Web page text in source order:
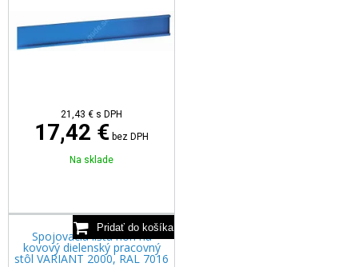
21,43 € s DPH
17,42 € bez DPH
Na sklade
Spojovacia lišta nôh na
kovový dielenský pracovný
stôl VARIANT 2000, RAL 7016